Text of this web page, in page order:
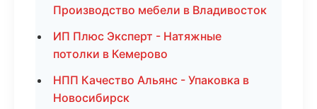
Производство мебели в Владивосток
ИП Плюс Эксперт - Натяжные
потолки в Кемерово
НПП Качество Альянс - Упаковка в
Новосибирск